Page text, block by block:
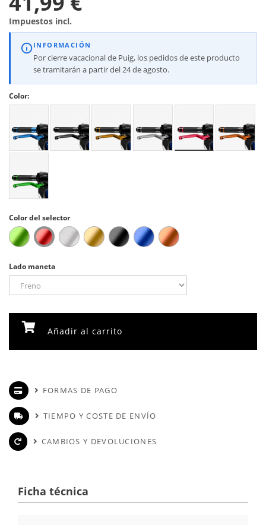
Impuestos incl.
INFORMACIÓN
Por cierre vacacional de Puig, los pedidos de este producto
se tramitarán a partir del 24 de agosto.
Color:
Color del selector
Lado maneta
Añadir al carrito
FORMAS DE PAGO
TIEMPO Y COSTE DE ENVÍO
CAMBIOS Y DEVOLUCIONES
Ficha técnica